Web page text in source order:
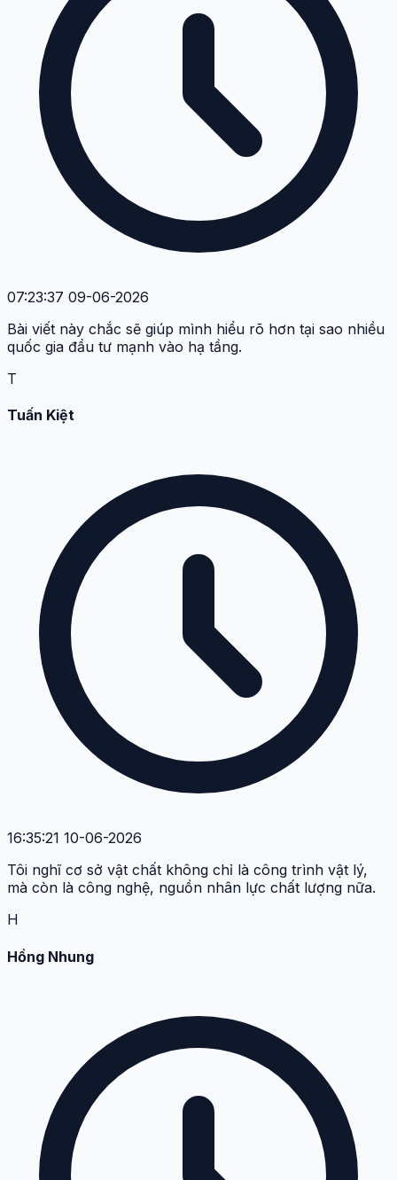
07:23:37 09-06-2026
Bài viết này chắc sẽ giúp mình hiểu rõ hơn tại sao nhiều
quốc gia đầu tư mạnh vào hạ tầng.
T
Tuấn Kiệt
16:35:21 10-06-2026
Tôi nghĩ cơ sở vật chất không chỉ là công trình vật lý,
mà còn là công nghệ, nguồn nhân lực chất lượng nữa.
H
Hồng Nhung